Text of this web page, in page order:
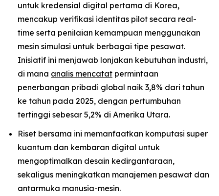
untuk kredensial digital pertama di Korea,
mencakup verifikasi identitas pilot secara real-
time serta penilaian kemampuan menggunakan
mesin simulasi untuk berbagai tipe pesawat.
Inisiatif ini menjawab lonjakan kebutuhan industri,
di mana analis mencatat permintaan
penerbangan pribadi global naik 3,8% dari tahun
ke tahun pada 2025, dengan pertumbuhan
tertinggi sebesar 5,2% di Amerika Utara.
Riset bersama ini memanfaatkan komputasi super
kuantum dan kembaran digital untuk
mengoptimalkan desain kedirgantaraan,
sekaligus meningkatkan manajemen pesawat dan
antarmuka manusia-mesin.